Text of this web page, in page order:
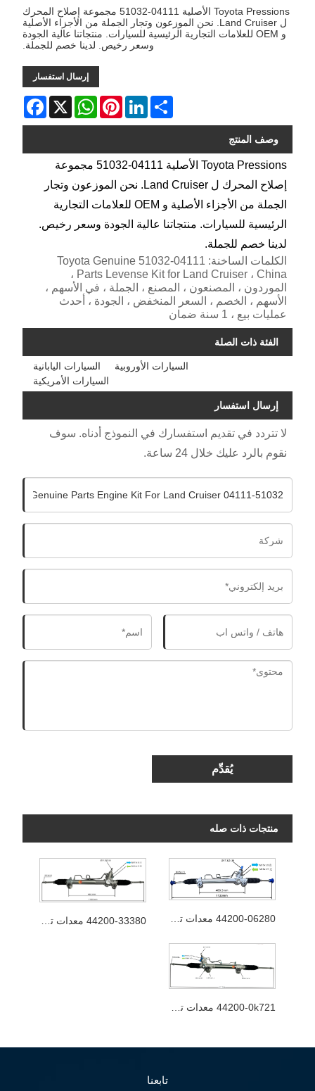
Toyota Pressions الأصلية 04111-51032 مجموعة إصلاح المحرك
ل Land Cruiser. نحن الموزعون وتجار الجملة من الأجزاء الأصلية
و OEM للعلامات التجارية الرئيسية للسيارات. منتجاتنا عالية الجودة
وسعر رخيص. لدينا خصم للجملة.
إرسال استفسار
Facebook X
WhatsAppPinterestLinkedInShare
وصف المنتج
Toyota Pressions الأصلية 04111-51032 مجموعة
إصلاح المحرك ل Land Cruiser. نحن الموزعون وتجار
الجملة من الأجزاء الأصلية و OEM للعلامات التجارية
الرئيسية للسيارات. منتجاتنا عالية الجودة وسعر رخيص.
لدينا خصم للجملة.
الكلمات الساخنة: 04111-51032 Toyota Genuine
Parts Levense Kit for Land Cruiser ، China ،
الموردون ، المصنعون ، المصنع ، الجملة ، في الأسهم ،
الأسهم ، الخصم ، السعر المنخفض ، الجودة ، أحدث
عمليات بيع ، 1 سنة ضمان
الفئة ذات الصلة
السيارات اليابانية
السيارات الأوروبية
السيارات الأمريكية
إرسال استفسار
لا تتردد في تقديم استفسارك في النموذج أدناه. سوف
نقوم بالرد عليك خلال 24 ساعة.
يُقدِّم
منتجات ذات صله
44200-33380 معدات توجيه السيارات 44200-06280 معدات توجيه السيارات
44200-0k721 معدات توجيه السيارات
تابعنا